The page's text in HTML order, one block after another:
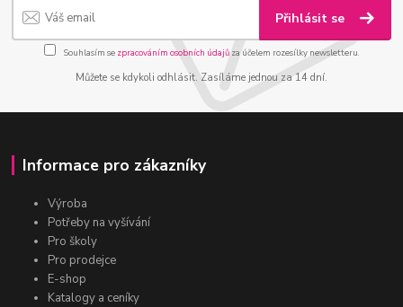
Přihlásit se
Souhlasím se zpracováním osobních údajůza účelem rozesílky newsletteru.
Můžete se kdykoli odhlásit. Zasíláme jednou za 14 dní.
Informace pro zákazníky
Výroba
Potřeby na vyšívání
Pro školy
Pro prodejce
E-shop
Katalogy a ceníky